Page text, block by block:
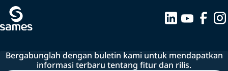
Bergabunglah dengan buletin kami untuk mendapatkan
informasi terbaru tentang fitur dan rilis.